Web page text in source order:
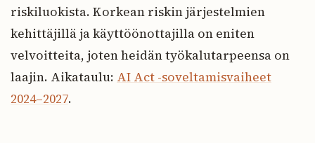
riskiluokista. Korkean riskin järjestelmien
kehittäjillä ja käyttöönottajilla on eniten
velvoitteita, joten heidän työkalutarpeensa on
laajin. Aikataulu: AI Act -soveltamisvaiheet
2024–2027.